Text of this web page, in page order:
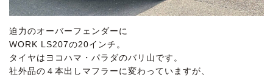
迫力のオーバーフェンダーに
WORK LS207の20インチ。
タイヤはヨコハマ・パラダのバリ山です。
社外品の４本出しマフラーに変わっていますが、